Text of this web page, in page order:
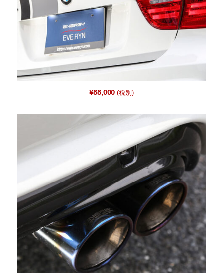
¥88,000(税別)